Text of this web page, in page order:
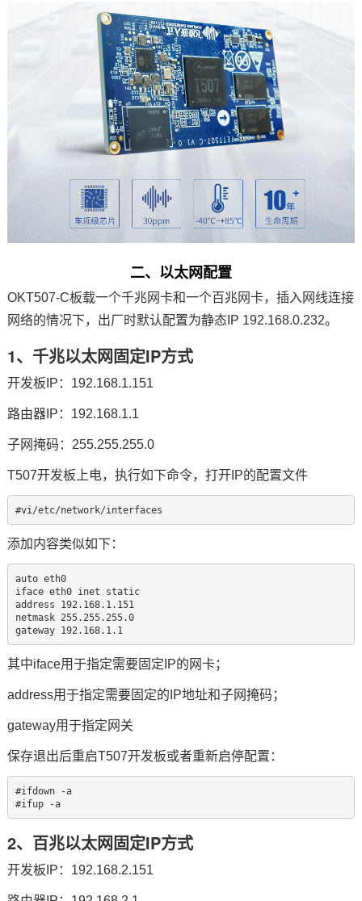
二、以太网配置
OKT507-C板载一个千兆网卡和一个百兆网卡，插入网线连接
网络的情况下，出厂时默认配置为静态IP 192.168.0.232。
1、千兆以太网固定IP方式
开发板IP：192.168.1.151
路由器IP：192.168.1.1
子网掩码：255.255.255.0
T507开发板上电，执行如下命令，打开IP的配置文件
#vi/etc/network/interfaces
添加内容类似如下：
auto eth0
iface eth0 inet static
address 192.168.1.151
netmask 255.255.255.0
gateway 192.168.1.1
其中iface用于指定需要固定IP的网卡；
address用于指定需要固定的IP地址和子网掩码；
gateway用于指定网关
保存退出后重启T507开发板或者重新启停配置：
#ifdown -a
#ifup -a
2、百兆以太网固定IP方式
开发板IP：192.168.2.151